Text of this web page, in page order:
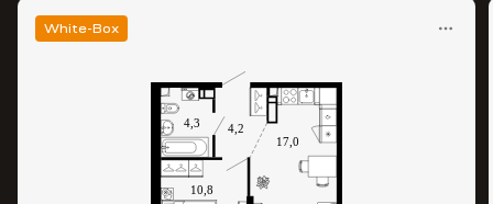
White-Box